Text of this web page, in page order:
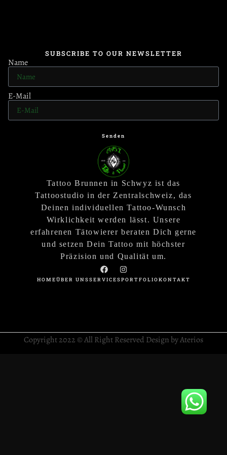
SUBSCRIBE TO OUR NEWSLETTER
Name
E-Mail
Senden
Tattoo Brunnen in Schwyz ist das
Tattoostudio in der Zentralschweiz, das
Deinen individuellen Tattoo-Wunsch
Wirklichkeit werden lässt. Unsere
erfahrenen Tätowierer beraten Dich gerne
und setzen Dein Tattoo mit höchster
Präzision und Qualität um.
HOMEÜBER UNSSERVICESPORTFOLIOKONTAKT
Copyright 2022 © All Right Reserved Design by Aterios